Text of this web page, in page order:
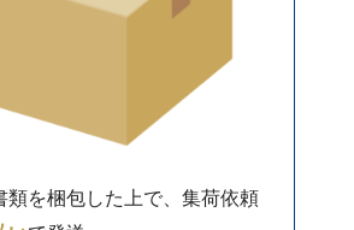
類を梱包した上で、集荷依頼